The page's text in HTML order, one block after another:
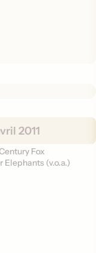
2011
Fox
Elephants (v.o.a.)